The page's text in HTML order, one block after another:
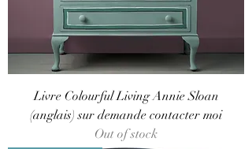
Livre Colourful Living Annie Sloan
(anglais) sur demande contacter moi
Out of stock